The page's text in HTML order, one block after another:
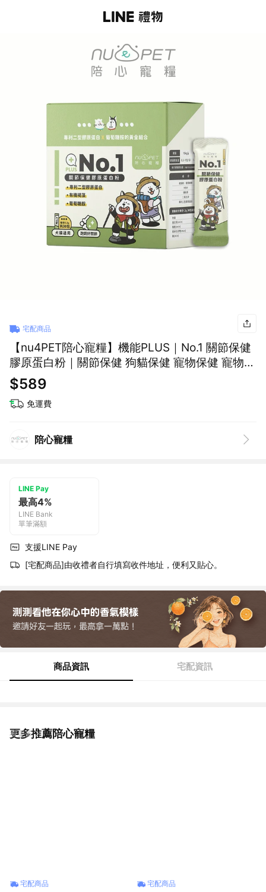
宅配商品
【nu4PET陪心寵糧】機能PLUS｜No.1 關節保健
膠原蛋白粉｜關節保健 狗貓保健 寵物保健 寵物關
節保健 犬貓保健品 犬貓營養品
$589
免運費
陪心寵糧
LINE Pay
最高4%
LINE Bank
單筆滿額
支援LINE Pay
[宅配商品]由收禮者自行填寫收件地址，便利又貼心。
商品資訊 宅配資訊
更多推薦陪心寵糧
看更多
宅配商品 宅配商品